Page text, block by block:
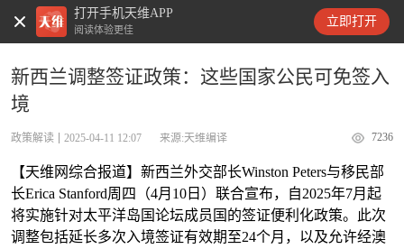
打开手机天维APP
阅读体验更佳
立即打开
天维新闻
新西兰调整签证政策：这些国家公民可免签入
境
政策解读 2025-04-11 12:07 来源:天维编译 7236
【天维网综合报道】新西兰外交部长Winston Peters与移民部
长Erica Stanford周四（4月10日）联合宣布，自2025年7月起
将实施针对太平洋岛国论坛成员国的签证便利化政策。此次
调整包括延长多次入境签证有效期至24个月，以及允许经澳